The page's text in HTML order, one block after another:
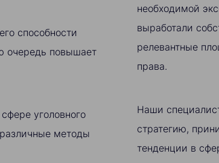
способности
очередь повышает
уголовного
методы
необходимой
выработали
релевантные
права.
Наши
стратегию,
тенденции в